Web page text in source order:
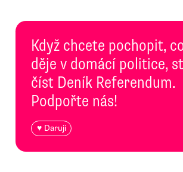
Když chcete pochopit,
děje v domácí politice,
číst Deník Referendum.
Podpořte nás!
♥ Daruji